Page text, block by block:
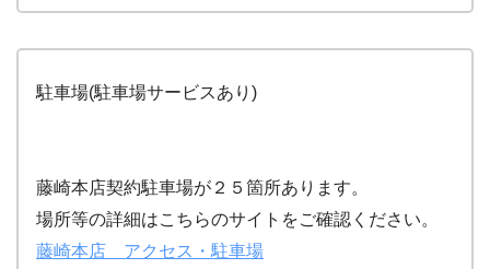
駐車場(駐車場サービスあり)
藤崎本店契約駐車場が２５箇所あります。
場所等の詳細はこちらのサイトをご確認ください。
藤崎本店 アクセス・駐車場